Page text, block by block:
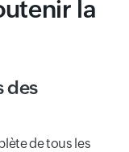
la
des
de tous les